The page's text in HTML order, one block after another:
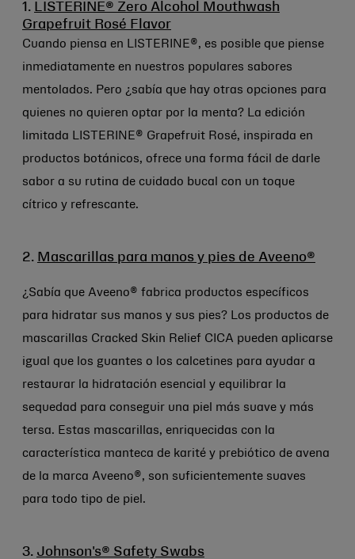
1.
LISTERINE® Zero Alcohol Mouthwash
Grapefruit Rosé Flavor
Cuando piensa en LISTERINE®, es posible que piense
inmediatamente en nuestros populares sabores
mentolados. Pero ¿sabía que hay otras opciones para
quienes no quieren optar por la menta? La edición
limitada LISTERINE® Grapefruit Rosé, inspirada en
productos botánicos, ofrece una forma fácil de darle
sabor a su rutina de cuidado bucal con un toque
cítrico y refrescante.
2. Mascarillas para manos y pies de Aveeno®
¿Sabía que Aveeno® fabrica productos específicos
para hidratar sus manos y sus pies? Los productos de
mascarillas Cracked Skin Relief CICA pueden aplicarse
igual que los guantes o los calcetines para ayudar a
restaurar la hidratación esencial y equilibrar la
sequedad para conseguir una piel más suave y más
tersa. Estas mascarillas, enriquecidas con la
característica manteca de karité y prebiótico de avena
de la marca Aveeno®, son suficientemente suaves
para todo tipo de piel.
3. Johnson's® Safety Swabs